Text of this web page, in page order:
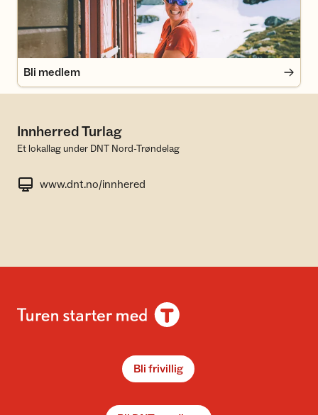
Bli medlem
Innherred Turlag
Et lokallag under DNT Nord-Trøndelag
www.dnt.no/innhered
Bli frivillig